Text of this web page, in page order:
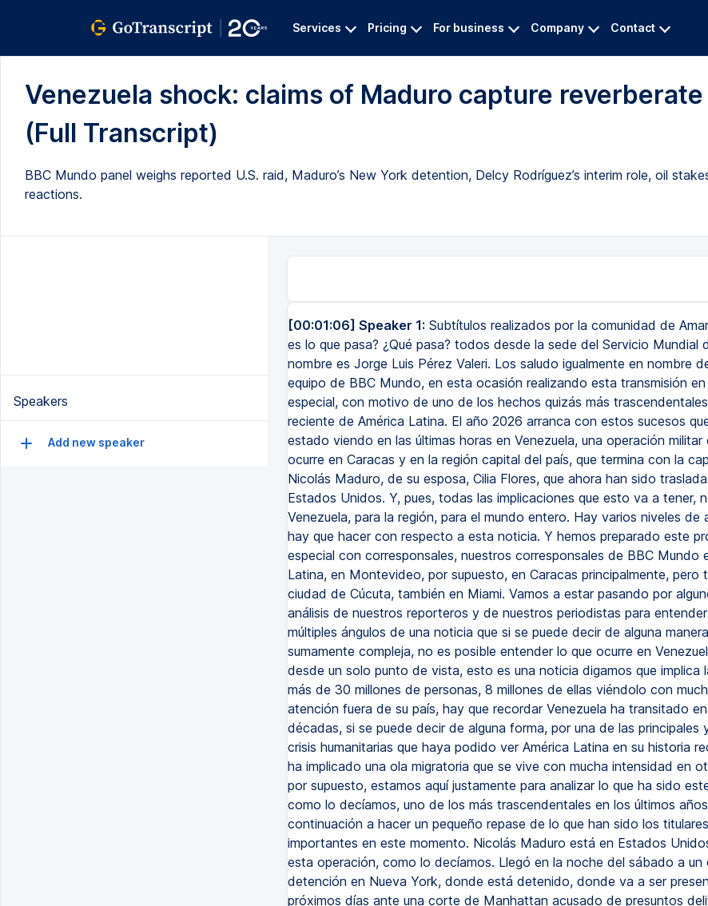
Services Pricing For business Company Contact
Venezuela shock: claims of Maduro capture reverberate
(Full Transcript)
BBC Mundo panel weighs reported U.S. raid, Maduro’s New York detention, Delcy Rodríguez’s interim role, oil
reactions.
Speakers
Add new speaker
[00:01:06] Speaker 1: Subtítulos realizados por la comunidad de
es lo que pasa? ¿Qué pasa? todos desde la sede del Servicio Mundial
nombre es Jorge Luis Pérez Valeri. Los saludo igualmente en nombre
equipo de BBC Mundo, en esta ocasión realizando esta transmisión
especial, con motivo de uno de los hechos quizás más
reciente de América Latina. El año 2026 arranca con estos sucesos
estado viendo en las últimas horas en Venezuela, una operación militar
ocurre en Caracas y en la región capital del país, que termina con la
Nicolás Maduro, de su esposa, Cilia Flores, que ahora han sido
Estados Unidos. Y, pues, todas las implicaciones que esto va a tener,
Venezuela, para la región, para el mundo entero. Hay varios niveles de
hay que hacer con respecto a esta noticia. Y hemos preparado este
especial con corresponsales, nuestros corresponsales de BBC Mundo
Latina, en Montevideo, por supuesto, en Caracas principalmente, pero
ciudad de Cúcuta, también en Miami. Vamos a estar pasando por
análisis de nuestros reporteros y de nuestros periodistas para
múltiples ángulos de una noticia que si se puede decir de alguna
sumamente compleja, no es posible entender lo que ocurre en
desde un solo punto de vista, esto es una noticia digamos que implica
más de 30 millones de personas, 8 millones de ellas viéndolo con
atención fuera de su país, hay que recordar Venezuela ha transitado
décadas, si se puede decir de alguna forma, por una de las principales
crisis humanitarias que haya podido ver América Latina en su historia
ha implicado una ola migratoria que se vive con mucha intensidad en
por supuesto, estamos aquí justamente para analizar lo que ha sido
como lo decíamos, uno de los más trascendentales en los últimos
continuación a hacer un pequeño repase de lo que han sido los
importantes en este momento. Nicolás Maduro está en Estados
esta operación, como lo decíamos. Llegó en la noche del sábado a un
detención en Nueva York, donde está detenido, donde va a ser
próximos días ante una corte de Manhattan acusado de presuntos